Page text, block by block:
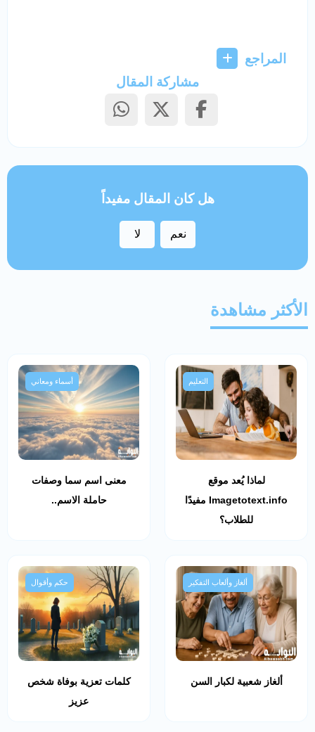
المراجع
مشاركة المقال
هل كان المقال مفيداً
نعم لا
الأكثر مشاهدة
التعليم
لماذا يُعد موقع
Imagetotext.info مفيدًا
للطلاب؟
أسماء ومعاني
معنى اسم سما وصفات
حاملة الاسم..
ألغاز وألعاب التفكير
ألغاز شعبية لكبار السن
حكم وأقوال
كلمات تعزية بوفاة شخص
عزيز